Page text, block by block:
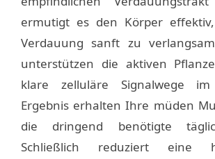
ermutigt es den Körper
Verdauung sanft zu
unterstützen die aktiven
klare zelluläre Signalwege
Ergebnis erhalten Ihre müden
die dringend benötigte
Schließlich reduziert eine